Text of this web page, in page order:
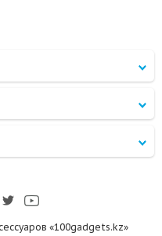
«100gadgets.kz»